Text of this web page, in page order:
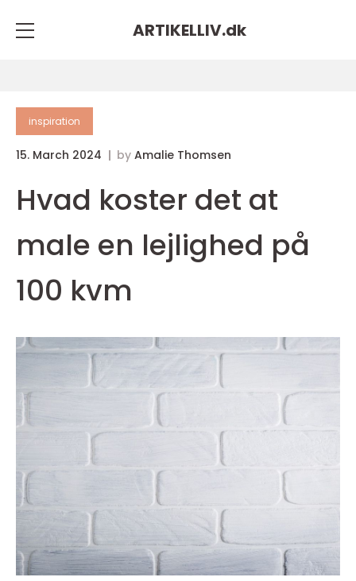
ARTIKELLIV.dk
inspiration
15. March 2024 by Amalie Thomsen
Hvad koster det at
male en lejlighed på
100 kvm